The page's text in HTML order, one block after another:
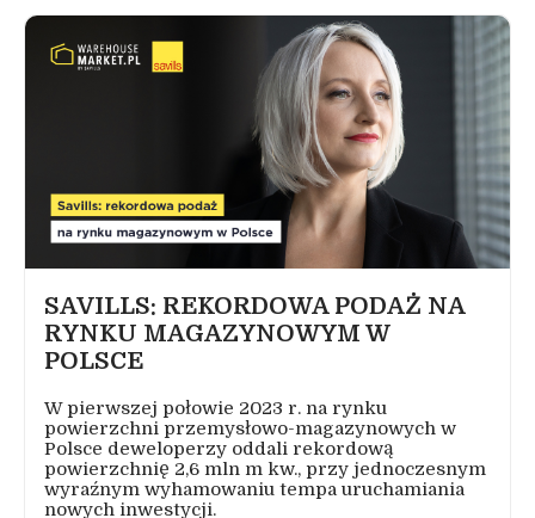
SAVILLS: REKORDOWA PODAŻ NA
RYNKU MAGAZYNOWYM W
POLSCE
W pierwszej połowie 2023 r. na rynku
powierzchni przemysłowo-magazynowych w
Polsce deweloperzy oddali rekordową
powierzchnię 2,6 mln m kw., przy jednoczesnym
wyraźnym wyhamowaniu tempa uruchamiania
nowych inwestycji.